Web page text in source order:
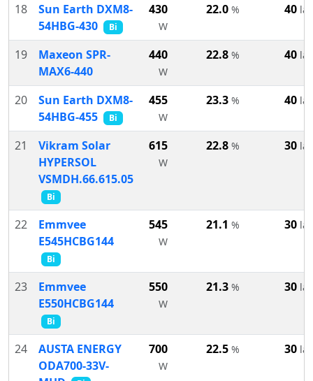
18
Sun Earth DXM8-
54HBG-430
Bi
430
W
22.0 % 40 lat
19
Maxeon SPR-
MAX6-440
440
W
22.8 % 40 lat
20
Sun Earth DXM8-
54HBG-455
Bi
455
W
23.3 % 40 lat
21
Vikram Solar
HYPERSOL
VSMDH.66.615.05
Bi
615
W
22.8 % 30 lat
22
Emmvee
E545HCBG144
Bi
545
W
21.1 % 30 lat
23
Emmvee
E550HCBG144
Bi
550
W
21.3 % 30 lat
24
AUSTA ENERGY
ODA700-33V-
700
W
22.5 % 30 lat